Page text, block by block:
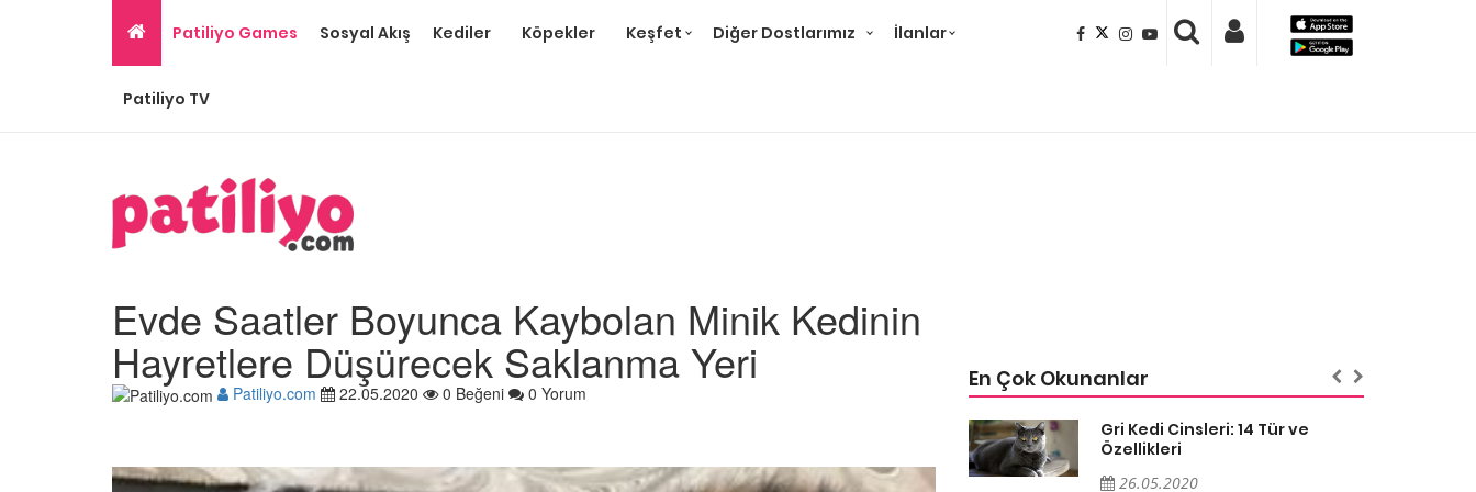
Patiliyo Games Sosyal Akış Kediler Köpekler Keşfet Diğer Dostlarımız İlanlar
Patiliyo TV
Evde Saatler Boyunca Kaybolan Minik Kedinin
Hayretlere Düşürecek Saklanma Yeri
Patiliyo.com 22.05.2020 0 Beğeni 0 Yorum
En Çok Okunanlar
26.05.2020 26.05.2020
Gri Kedi Cinsleri: 14 Tür ve
Özellikleri
26.05.2020